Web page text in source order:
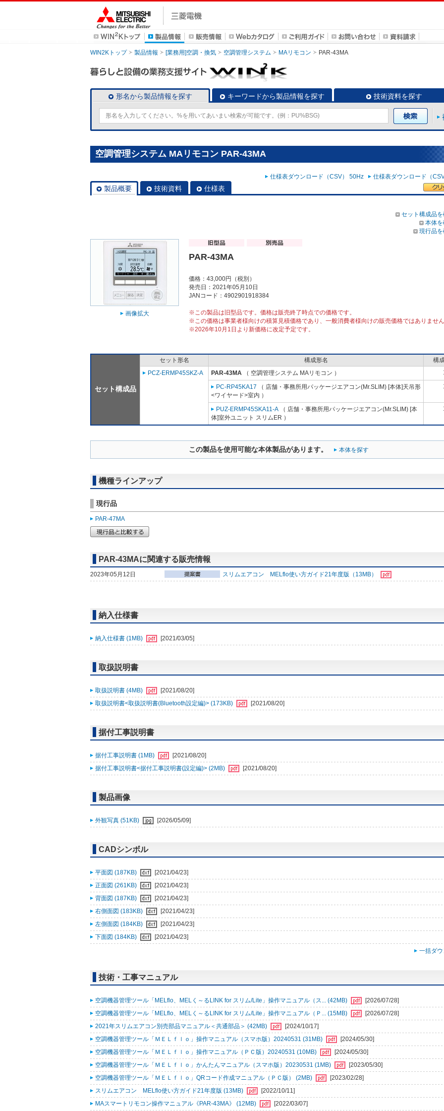
WIN2Kトップ 製品情報 [業務用]空調・換気 空調管理システム MAリモコン PAR-43MA
形名から製品情報を探す キーワードから製品情報を探す 技術資料を探す
空調管理システム MAリモコン PAR-43MA
仕様表ダウンロード（CSV） 50Hz 仕様表ダウンロード（
製品概要 技術資料 仕様表
セット構成品
本体
現行品
画像拡大
PAR-43MA
価格：43,000円（税別）
発売日：2021年05月10日
JANコード：4902901918384
※この製品は旧型品です。価格は販売終了時点での価格です。
※この価格は事業者様向けの積算見積価格であり、一般消費者様向けの販売価格ではありませ
※2026年10月1日より新価格に改定予定です。
セット構成品
セット形名 構成形名
構
PCZ-ERMP45SKZ-A
PAR-43MA （ 空調管理システム MAリモコン ）
PC-RP45KA17 （ 店舗・事務所用パッケージエアコン(Mr.SLIM) [本体]天吊形
<ワイヤード>室内 ）
PUZ-ERMP45SKA11-A （ 店舗・事務所用パッケージエアコン(Mr.SLIM) [本
体]室外ユニット スリムER ）
この製品を使用可能な本体製品があります。 本体を探す
機種ラインアップ
現行品
PAR-47MA
PAR-43MAに関連する販売情報
2023年05月12日 スリムエアコン MELflo使い方ガイド21年度版（13MB）
納入仕様書
納入仕様書 (1MB) [2021/03/05]
取扱説明書
取扱説明書 (4MB)
[2021/08/20]
取扱説明書<取扱説明書(Bluetooth設定編)> (173KB)
[2021/08/20]
据付工事説明書
据付工事説明書 (1MB)
[2021/08/20]
据付工事説明書<据付工事説明書(設定編)> (2MB)
[2021/08/20]
製品画像
外観写真 (51KB) [2026/05/09]
CADシンボル
平面図 (187KB)
[2021/04/23]
正面図 (261KB)
[2021/04/23]
背面図 (187KB)
[2021/04/23]
右側面図 (183KB)
[2021/04/23]
左側面図 (184KB)
[2021/04/23]
下面図 (184KB)
[2021/04/23]
一括ダ
技術・工事マニュアル
空調機器管理ツール「MELflo、MELく～るLINK for スリム/Lite」操作マニュアル（ス... (42MB)
[2026/07/28]
空調機器管理ツール「MELflo、MELく～るLINK for スリム/Lite」操作マニュアル（Ｐ... (15MB)
[2026/07/28]
2021年スリムエアコン別売部品マニュアル＜共通部品＞ (42MB)
[2024/10/17]
空調機器管理ツール「ＭＥＬｆｌｏ」操作マニュアル（スマホ版）20240531 (31MB)
[2024/05/30]
空調機器管理ツール「ＭＥＬｆｌｏ」操作マニュアル（ＰＣ版）20240531 (10MB)
[2024/05/30]
空調機器管理ツール「ＭＥＬｆｌｏ」かんたんマニュアル（スマホ版）20230531 (1MB)
[2023/05/30]
空調機器管理ツール「ＭＥＬｆｌｏ」QRコード作成マニュアル（ＰＣ版） (2MB)
[2023/02/28]
スリムエアコン MELflo使い方ガイド21年度版 (13MB)
[2022/10/11]
MAスマートリモコン操作マニュアル《PAR-43MA》 (12MB)
[2022/03/07]